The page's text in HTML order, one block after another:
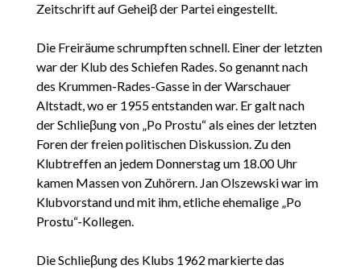
Zeitschrift auf Geheiβ der Partei eingestellt.
Die Freiräume schrumpften schnell. Einer der letzten
war der Klub des Schiefen Rades. So genannt nach
des Krummen-Rades-Gasse in der Warschauer
Altstadt, wo er 1955 entstanden war. Er galt nach
der Schlieβung von „Po Prostu“ als eines der letzten
Foren der freien politischen Diskussion. Zu den
Klubtreffen an jedem Donnerstag um 18.00 Uhr
kamen Massen von Zuhörern. Jan Olszewski war im
Klubvorstand und mit ihm, etliche ehemalige „Po
Prostu“-Kollegen.
Die Schlieβung des Klubs 1962 markierte das